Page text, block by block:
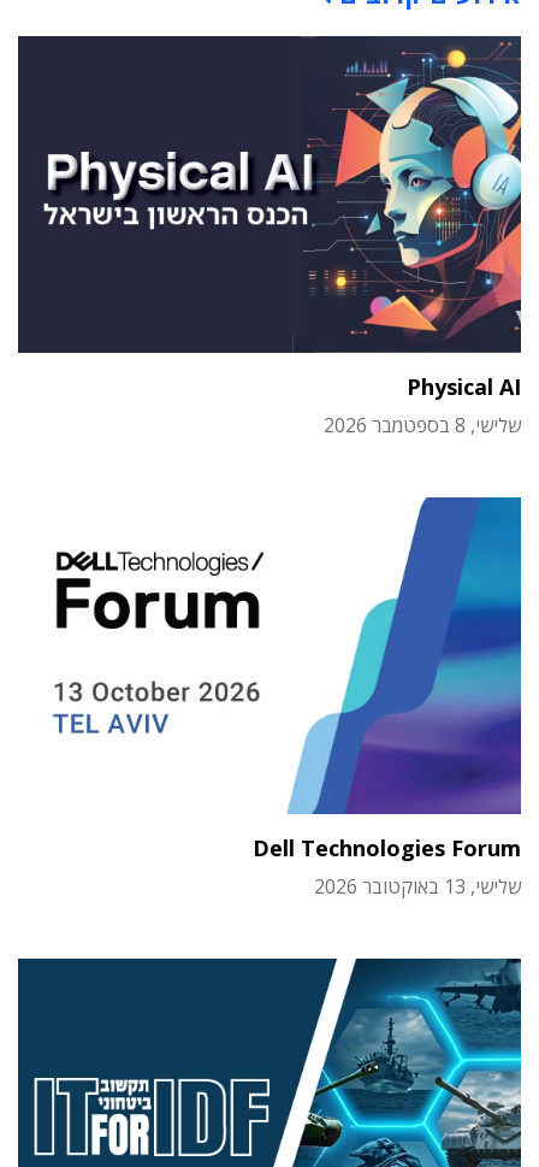
Physical AI
שלישי, 8 בספטמבר 2026
Dell Technologies Forum
שלישי, 13 באוקטובר 2026